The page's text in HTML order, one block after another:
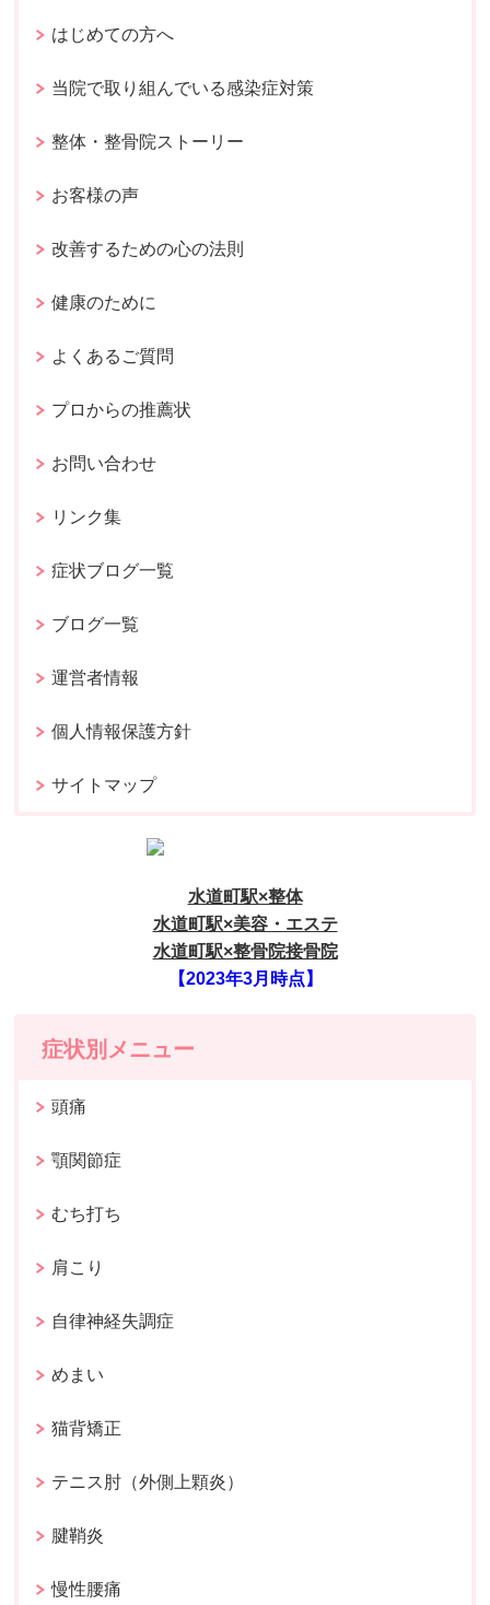
はじめての方へ
当院で取り組んでいる感染症対策
整体・整骨院ストーリー
お客様の声
改善するための心の法則
健康のために
よくあるご質問
プロからの推薦状
お問い合わせ
リンク集
症状ブログ一覧
ブログ一覧
運営者情報
個人情報保護方針
サイトマップ
水道町駅×整体
水道町駅×美容・エステ
水道町駅×整骨院接骨院
【2023年3月時点】
症状別メニュー
頭痛
顎関節症
むち打ち
肩こり
自律神経失調症
めまい
猫背矯正
テニス肘（外側上顆炎）
腱鞘炎
慢性腰痛